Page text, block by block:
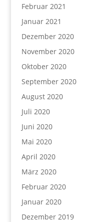
Februar 2021
Januar 2021
Dezember 2020
November 2020
Oktober 2020
September 2020
August 2020
Juli 2020
Juni 2020
Mai 2020
April 2020
März 2020
Februar 2020
Januar 2020
Dezember 2019